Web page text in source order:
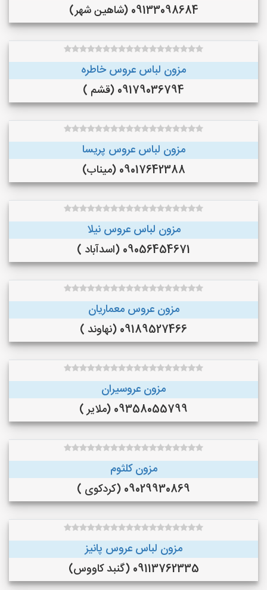
09133098684 (شاهین شهر)
مزون لباس عروس خاطره
09179036794 (قشم )
مزون لباس عروس پریسا
09017642388 (میناب)
مزون لباس عروس نیلا
09056454671 (اسدآباد )
مزون عروس معماریان
09189527466 (نهاوند )
مزون عروسیران
09358055799 (ملایر )
مزون کلثوم
09029930869 (کردکوی )
مزون لباس عروس پانیز
09113762335 (گنبد کاووس)